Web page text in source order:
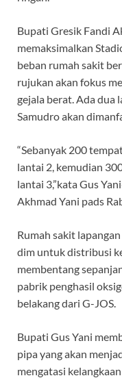
Bupati Gresik Fandi
memaksimalkan
beban rumah sakit
rujukan akan fokus
gejala berat. Ada dua
Samudro akan
“Sebanyak 200
lantai 2, kemudian
lantai 3,”kata Gus
Akhmad Yani pads
Rumah sakit
dim untuk distribusi
membentang
pabrik penghasil
belakang dari G-JOS.
Bupati Gus Yani
pipa yang akan
mengatasi